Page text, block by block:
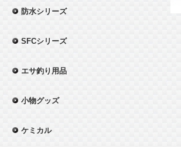
防水シリーズ
SFCシリーズ
エサ釣り用品
小物グッズ
ケミカル